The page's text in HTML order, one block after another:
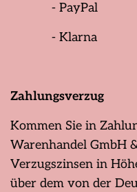
- PayPal
- Klarna
Zahlungsverzug
Kommen Sie in
Warenhandel GmbH
Verzugszinsen in
über dem von der